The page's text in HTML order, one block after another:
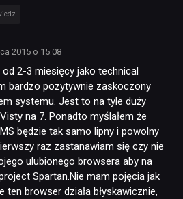
2015 o 15:08
od 2-3 miesięcy jako technical
bardzo pozytywnie zaskoczony
systemu. Jest to na tyle duży
na 7. Ponadto myślałem że
będzie tak samo lipny i powolny
raz zastanawiam się czy nie
ulubionego browsera aby na
Spartan.Nie mam pojęcia jak
ten browser działa błyskawicznie,